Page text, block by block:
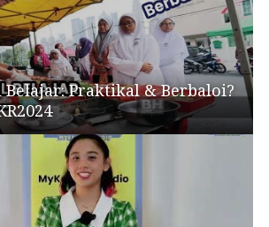
Belajar: Praktikal & Berbaloi?